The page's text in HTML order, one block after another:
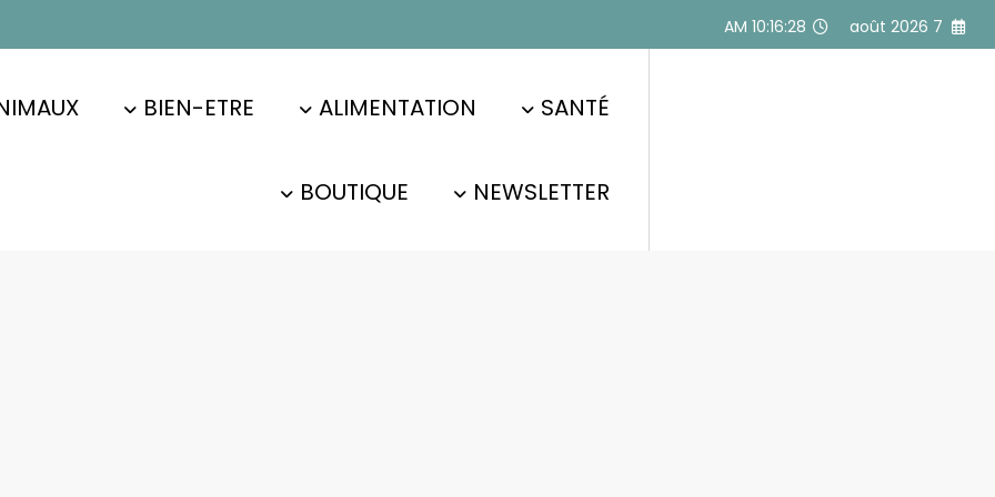
Aller
7 août 2026
10:16:28 AM
SANTÉ
ALIMENTATION
BIEN-ETRE
NEWSLETTER
BOUTIQUE